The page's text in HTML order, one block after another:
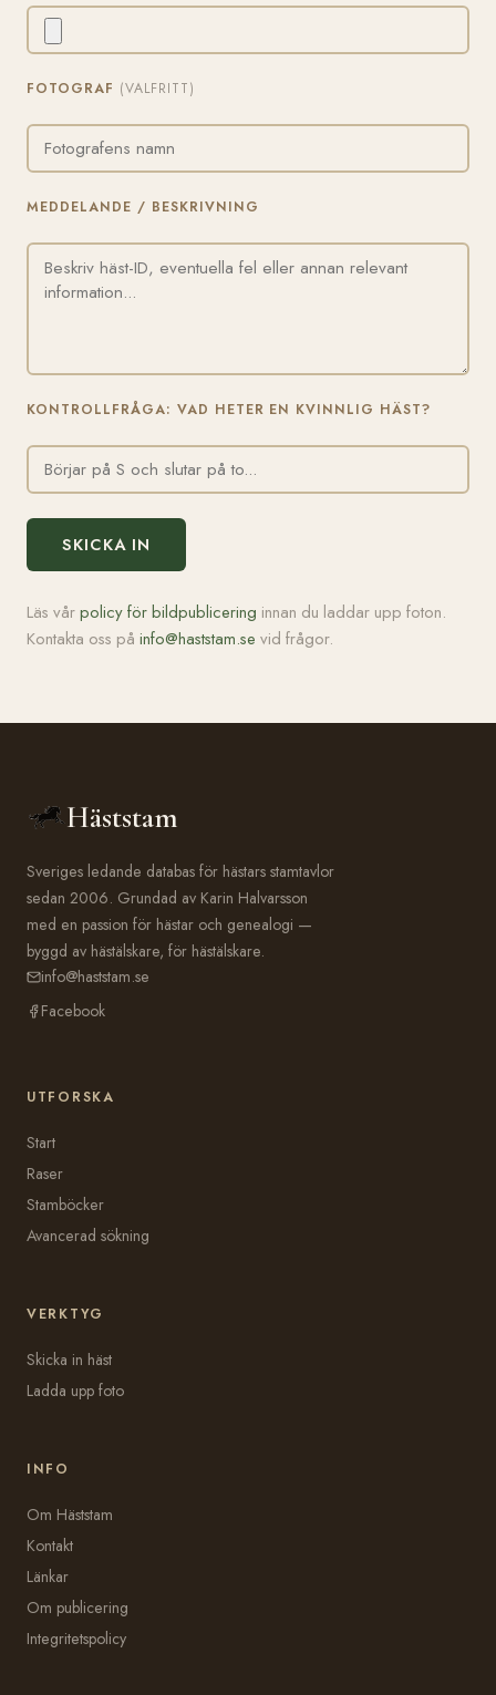
FOTOGRAF (VALFRITT)
MEDDELANDE / BESKRIVNING
KONTROLLFRÅGA: VAD HETER EN KVINNLIG HÄST?
SKICKA IN
Läs vårpolicy för bildpublicering innan du laddar upp foton.
Kontakta oss på info@haststam.se vid frågor.
Häststam
Sveriges ledande databas för hästars stamtavlor
sedan 2006. Grundad av Karin Halvarsson
med en passion för hästar och genealogi —
byggd av hästälskare, för hästälskare.
info@haststam.se
Facebook
UTFORSKA
Start
Raser
Stamböcker
Avancerad sökning
VERKTYG
Skicka in häst
Ladda upp foto
INFO
Om Häststam
Kontakt
Länkar
Om publicering
Integritetspolicy